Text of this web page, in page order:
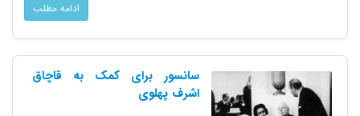
ادامه مطلب
سانسور برای کمک به قاچاق
اشرف پهلوی